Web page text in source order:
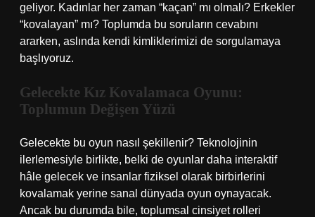
geliyor. Kadınlar her zaman “kaçan” mı olmalı? Erkekler
“kovalayan” mı? Toplumda bu soruların cevabını
ararken, aslında kendi kimliklerimizi de sorgulamaya
başlıyoruz.
Gelecekte Kız Kovalamaca Oyunu:
Toplumun Değişen Yüzü
Gelecekte bu oyun nasıl şekillenir? Teknolojinin
ilerlemesiyle birlikte, belki de oyunlar daha interaktif
hâle gelecek ve insanlar fiziksel olarak birbirlerini
kovalamak yerine sanal dünyada oyun oynayacak.
Ancak bu durumda bile, toplumsal cinsiyet rolleri